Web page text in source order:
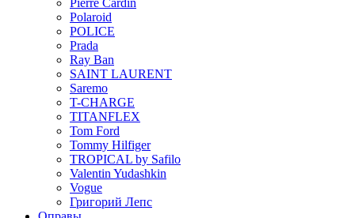
Pierre Cardin
Polaroid
POLICE
Prada
Ray Ban
SAINT LAURENT
Saremo
T-CHARGE
TITANFLEX
Tom Ford
Tommy Hilfiger
TROPICAL by Safilo
Valentin Yudashkin
Vogue
Григорий Лепс